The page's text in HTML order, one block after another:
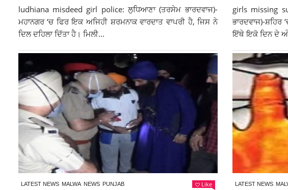
ludhiana misdeed girl police: ਲੁਧਿਆਣਾ (ਤਰਸੇਮ ਭਾਰਦਵਾਜ)-
ਮਹਾਨਗਰ ‘ਚ ਫਿਰ ਇਕ ਅਜਿਹੀ ਸ਼ਰਮਨਾਕ ਵਾਰਦਾਤ ਵਾਪਰੀ ਹੈ, ਜਿਸ ਨੇ
ਦਿਲ ਦਹਿਲਾ ਦਿੱਤਾ ਹੈ। ਮਿਲੀ...
girls missing
ਭਾਰਦਵਾਜ)-
ਇੱਥੇ ਇਕੋ ਦਿਨ ਦੇ
LATEST NEWS MALWA NEWS PUNJAB Like LATEST NEWS